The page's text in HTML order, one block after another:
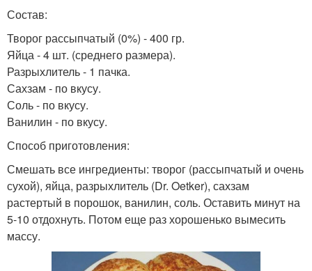
Состав:
Творог рассыпчатый (0%) - 400 гр.
Яйца - 4 шт. (среднего размера).
Разрыхлитель - 1 пачка.
Сахзам - по вкусу.
Соль - по вкусу.
Ванилин - по вкусу.
Способ приготовления:
Смешать все ингредиенты: творог (рассыпчатый и очень
сухой), яйца, разрыхлитель (Dr. Oetker), сахзам
растертый в порошок, ванилин, соль. Оставить минут на
5-10 отдохнуть. Потом еще раз хорошенько вымесить
массу.